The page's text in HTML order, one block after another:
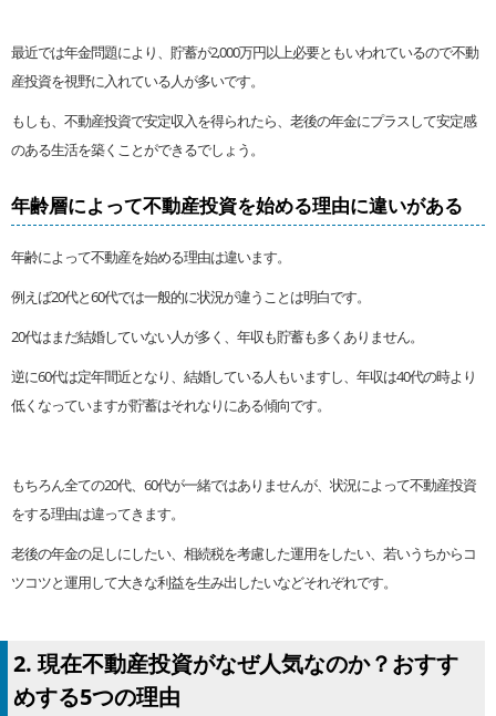
最近では年金問題により、貯蓄が2,000万円以上必要ともいわれているので不動
産投資を視野に入れている人が多いです。
もしも、不動産投資で安定収入を得られたら、老後の年金にプラスして安定感
のある生活を築くことができるでしょう。
年齢層によって不動産投資を始める理由に違いがある
年齢によって不動産を始める理由は違います。
例えば20代と60代では一般的に状況が違うことは明白です。
20代はまだ結婚していない人が多く、年収も貯蓄も多くありません。
逆に60代は定年間近となり、結婚している人もいますし、年収は40代の時より
低くなっていますが貯蓄はそれなりにある傾向です。
もちろん全ての20代、60代が一緒ではありませんが、状況によって不動産投資
をする理由は違ってきます。
老後の年金の足しにしたい、相続税を考慮した運用をしたい、若いうちからコ
ツコツと運用して大きな利益を生み出したいなどそれぞれです。
2. 現在不動産投資がなぜ人気なのか？おすす
めする5つの理由